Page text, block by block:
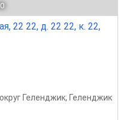
22 22, д. 22 22, к. 22,
Геленджик, Геленджик